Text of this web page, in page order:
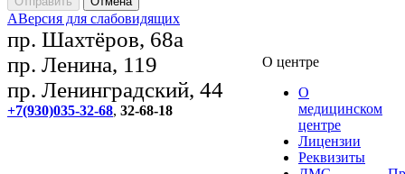
AВерсия для слабовидящих
пр. Шахтёров, 68а
пр. Ленина, 119
пр. Ленинградский, 44
+7(930)035-32-68, 32-68-18
О центре
О
медицинском
центре
Лицензии
Реквизиты